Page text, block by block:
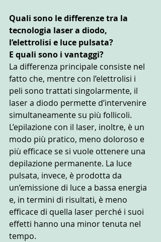
Quali sono le differenze tra la
tecnologia laser a diodo,
l’elettrolisi e luce pulsata?
E quali sono i vantaggi?
La differenza principale consiste nel
fatto che, mentre con l’elettrolisi i
peli sono trattati singolarmente, il
laser a diodo permette d’intervenire
simultaneamente su più follicoli.
L’epilazione con il laser, inoltre, è un
modo più pratico, meno doloroso e
più efficace se si vuole ottenere una
depilazione permanente. La luce
pulsata, invece, è prodotta da
un’emissione di luce a bassa energia
e, in termini di risultati, è meno
efficace di quella laser perché i suoi
effetti hanno una minor tenuta nel
tempo.